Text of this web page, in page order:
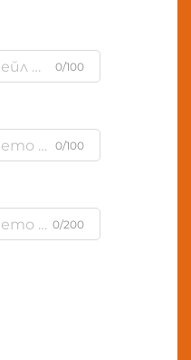
0/100
0/100
0/200